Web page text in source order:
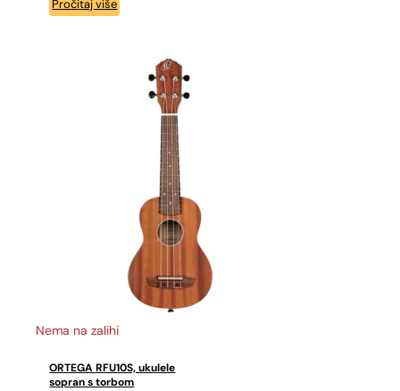
Pročitaj više
Nema na zalihi
ORTEGA RFU10S, ukulele
sopran s torbom